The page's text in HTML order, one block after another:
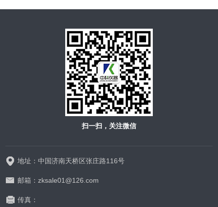
扫一扫，关注微信
地址：中国济南天桥区张庄路116号
邮箱：zksale01@126.com
传真：